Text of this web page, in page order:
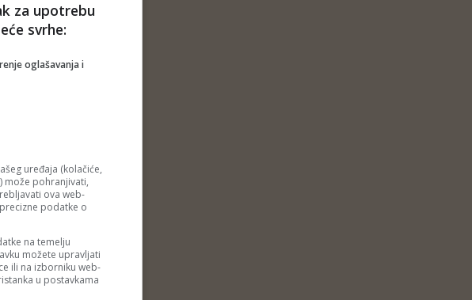
za upotrebu
svrhe:
oglašavanja i
uređaja (kolačiće,
može pohranjivati,
ova web-
podatke o
na temelju
možete upravljati
ili na izborniku web-
u postavkama